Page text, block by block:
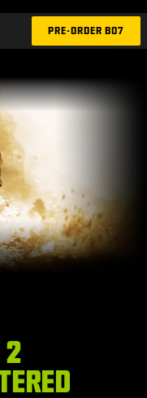
PRE-ORDER BO7
2